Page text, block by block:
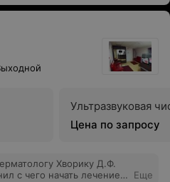
Ультразвуковая
Цена по запросу
Хворику Д.Ф.
с чего начать лечение
Еще